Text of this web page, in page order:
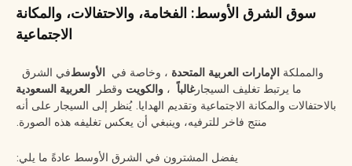
سوق الشرق الأوسط: الفخامة، والاحتفالات، والمكانة
الاجتماعية
في الشرقالأوسط ، وخاصة في الإمارات العربية المتحدة والمملكة
العربية السعودية وقطر والكويت ،غالباًما يرتبط تغليف السيجار
بالاحتفالات والمكانة الاجتماعية وتقديم الهدايا. يُنظر إلى السيجار على أنه
منتج فاخر للترفيه، وينبغي أن يعكس تغليفه هذه الصورة.
يفضل المشترون في الشرق الأوسط عادةً ما يلي: